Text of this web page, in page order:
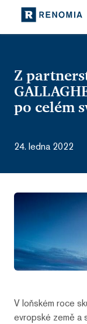
Z
po celém
24. ledna 2022
V loňském roce
evropské země a